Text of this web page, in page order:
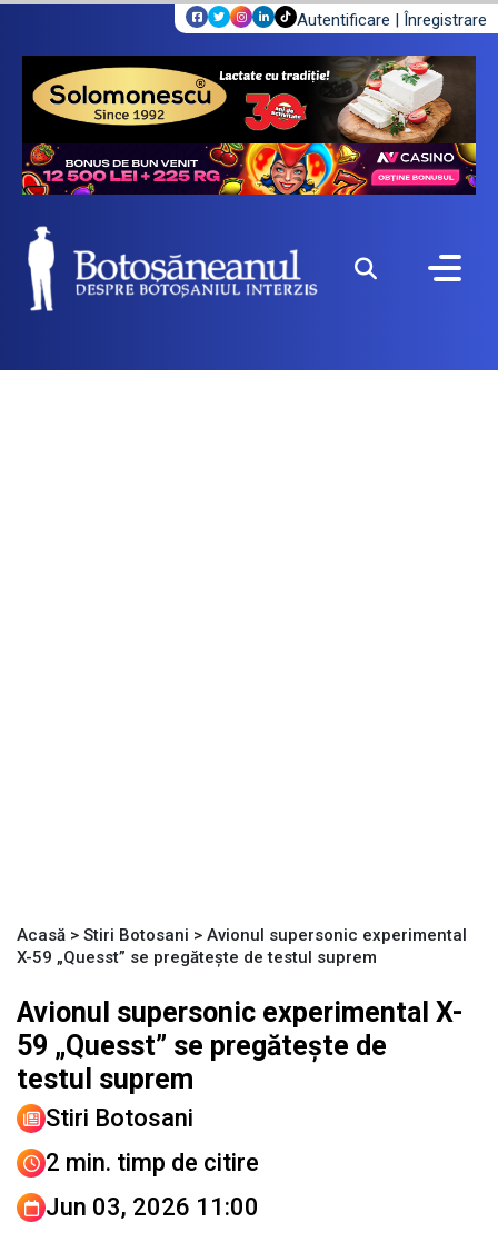
Autentificare | Înregistrare
Acasă > Stiri Botosani > Avionul supersonic experimental
X-59 „Quesst” se pregătește de testul suprem
Avionul supersonic experimental X-
59 „Quesst” se pregătește de
testul suprem
Stiri Botosani
2 min. timp de citire
Jun 03, 2026 11:00